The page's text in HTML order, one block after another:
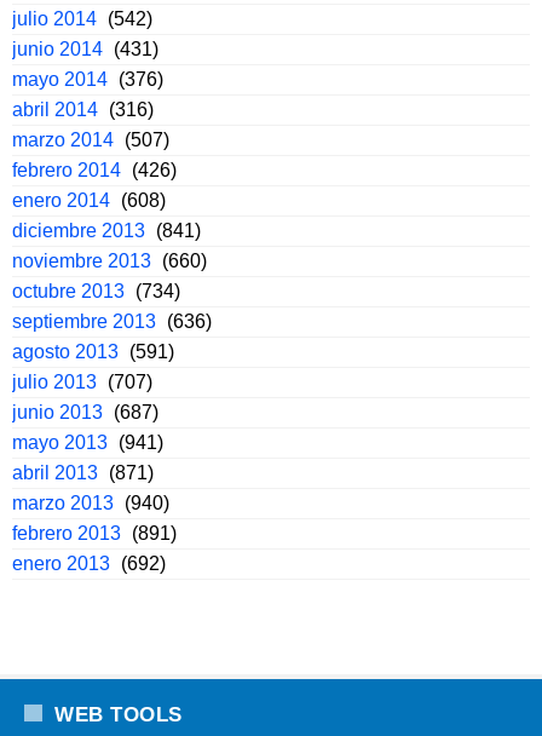
julio 2014 (542)
junio 2014 (431)
mayo 2014 (376)
abril 2014 (316)
marzo 2014 (507)
febrero 2014 (426)
enero 2014 (608)
diciembre 2013 (841)
noviembre 2013 (660)
octubre 2013 (734)
septiembre 2013 (636)
agosto 2013 (591)
julio 2013 (707)
junio 2013 (687)
mayo 2013 (941)
abril 2013 (871)
marzo 2013 (940)
febrero 2013 (891)
enero 2013 (692)
WEB TOOLS